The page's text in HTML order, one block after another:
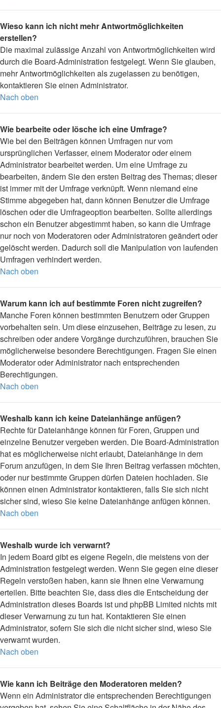
Wieso kann ich nicht mehr Antwortmöglichkeiten
erstellen?
Die maximal zulässige Anzahl von Antwortmöglichkeiten wird
durch die Board-Administration festgelegt. Wenn Sie glauben,
mehr Antwortmöglichkeiten als zugelassen zu benötigen,
kontaktieren Sie einen Administrator.
Nach oben
Wie bearbeite oder lösche ich eine Umfrage?
Wie bei den Beiträgen können Umfragen nur vom
ursprünglichen Verfasser, einem Moderator oder einem
Administrator bearbeitet werden. Um eine Umfrage zu
bearbeiten, ändern Sie den ersten Beitrag des Themas; dieser
ist immer mit der Umfrage verknüpft. Wenn niemand eine
Stimme abgegeben hat, dann können Benutzer die Umfrage
löschen oder die Umfrageoption bearbeiten. Sollte allerdings
schon ein Benutzer abgestimmt haben, so kann die Umfrage
nur noch von Moderatoren oder Administratoren geändert oder
gelöscht werden. Dadurch soll die Manipulation von laufenden
Umfragen verhindert werden.
Nach oben
Warum kann ich auf bestimmte Foren nicht zugreifen?
Manche Foren können bestimmten Benutzern oder Gruppen
vorbehalten sein. Um diese einzusehen, Beiträge zu lesen, zu
schreiben oder andere Vorgänge durchzuführen, brauchen Sie
möglicherweise besondere Berechtigungen. Fragen Sie einen
Moderator oder Administrator nach entsprechenden
Berechtigungen.
Nach oben
Weshalb kann ich keine Dateianhänge anfügen?
Rechte für Dateianhänge können für Foren, Gruppen und
einzelne Benutzer vergeben werden. Die Board-Administration
hat es möglicherweise nicht erlaubt, Dateianhänge in dem
Forum anzufügen, in dem Sie Ihren Beitrag verfassen möchten,
oder nur bestimmte Gruppen dürfen Dateien hochladen. Sie
können einen Administrator kontaktieren, falls Sie sich nicht
sicher sind, wieso Sie keine Dateianhänge anfügen können.
Nach oben
Weshalb wurde ich verwarnt?
In jedem Board gibt es eigene Regeln, die meistens von der
Administration festgelegt werden. Wenn Sie gegen eine dieser
Regeln verstoßen haben, kann sie Ihnen eine Verwarnung
erteilen. Bitte beachten Sie, dass dies die Entscheidung der
Administration dieses Boards ist und phpBB Limited nichts mit
dieser Verwarnung zu tun hat. Kontaktieren Sie einen
Administrator, sofern Sie sich die nicht sicher sind, wieso Sie
verwarnt wurden.
Nach oben
Wie kann ich Beiträge den Moderatoren melden?
Wenn ein Administrator die entsprechenden Berechtigungen